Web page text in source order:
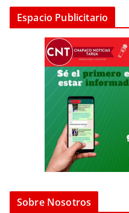
Espacio Publicitario
Sobre Nosotros